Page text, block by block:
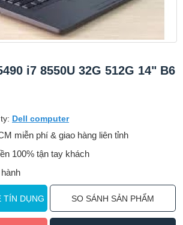
i7 8550U 32G 512G 14" B6
Dell computer
miễn phí & giao hàng liên tỉnh
100% tận tay khách
TÍN DỤNG SO SÁNH SẢN PHẨM